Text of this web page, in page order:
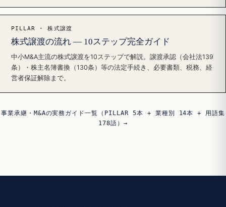
PILLAR · 株式譲渡
株式譲渡の流れ — 10ステップ完全ガイド
中小M&A主流の株式譲渡を10ステップで解説。譲渡承認（会社法139
条）・株主名簿書換（130条）等の法定手続き、必要書類、税務、経
営者保証解除まで。
事業承継・M&Aの実務ガイド一覧（PILLAR 5本 + 業種別 14本 + 用語集
178語）→